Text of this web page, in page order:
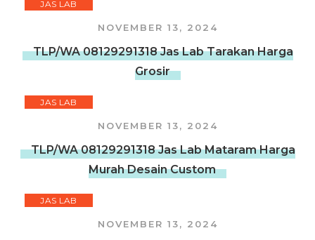
JAS LAB
NOVEMBER 13, 2024
TLP/WA 08129291318 Jas Lab Tarakan Harga
Grosir
JAS LAB
NOVEMBER 13, 2024
TLP/WA 08129291318 Jas Lab Mataram Harga
Murah Desain Custom
JAS LAB
NOVEMBER 13, 2024